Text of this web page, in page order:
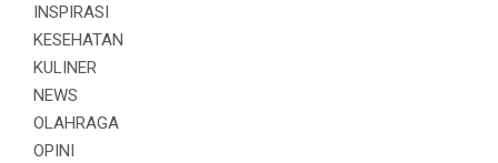
INSPIRASI
KESEHATAN
KULINER
NEWS
OLAHRAGA
OPINI